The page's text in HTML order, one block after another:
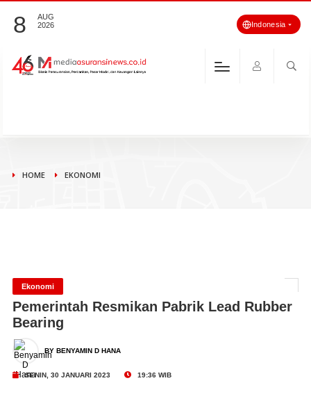
8
AUG
2026
Indonesia
HOME EKONOMI
Ekonomi
Pemerintah Resmikan Pabrik Lead Rubber
Bearing
BY BENYAMIN D HANA
SENIN, 30 JANUARI 2023 19:36 WIB